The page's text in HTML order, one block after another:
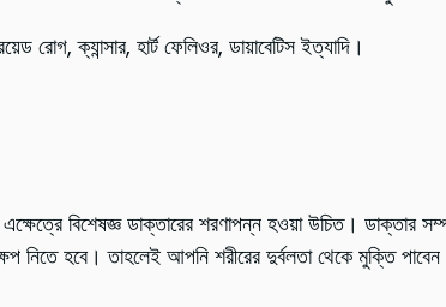
রোগ, ক্যান্সার, হার্ট ফেলিওর, ডায়াবেটিস ইত্যাদি।
বিশেষজ্ঞ ডাক্তারের শরণাপন্ন হওয়া উচিত। ডাক্তার
নিতে হবে। তাহলেই আপনি শরীরের দুর্বলতা থেকে মুক্তি